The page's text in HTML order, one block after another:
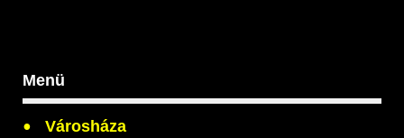
Menü
Városháza